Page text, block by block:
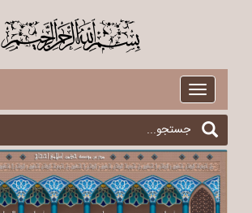
$
Toggle
navigation